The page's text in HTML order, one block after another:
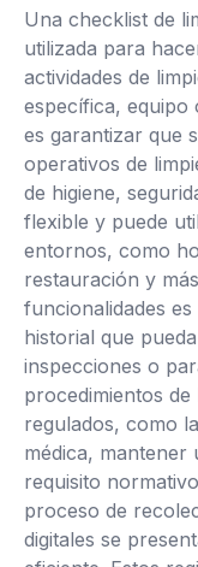
Una checklist de
utilizada para
actividades de
específica, equipo
es garantizar que
operativos de
de higiene,
flexible y puede
entornos, como
restauración y
funcionalidades
historial que
inspecciones o
procedimientos
regulados, como
médica, mantener
requisito
proceso de
digitales se